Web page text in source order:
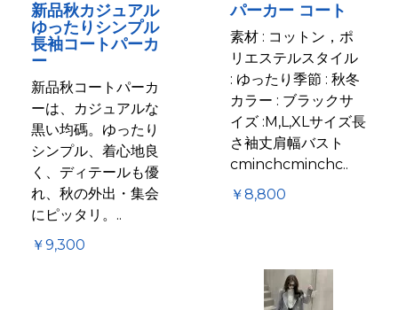
新品秋カジュアル
ゆったりシンプル
長袖コートパーカ
ー
新品秋コートパーカ
ーは、カジュアルな
黒い均碼。ゆったり
シンプル、着心地良
く、ディテールも優
れ、秋の外出・集会
にピッタリ。..
￥9,300
パーカー コート
素材 : コットン，ポ
リエステルスタイル
: ゆったり季節 : 秋冬
カラー : ブラックサ
イズ :M,L,XLサイズ長
さ袖丈肩幅バスト
cminchcminchc..
￥8,800